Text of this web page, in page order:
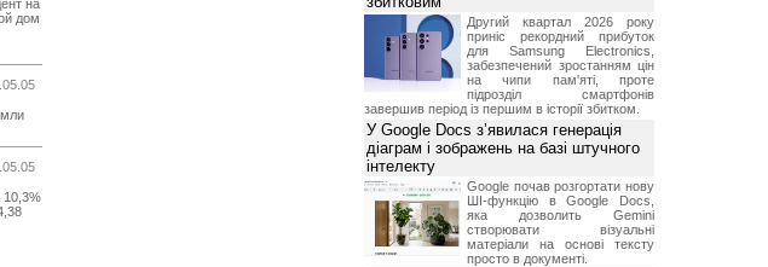
на
дом
10,3%
Другий квартал 2026 року
приніс рекордний прибуток
для Samsung Electronics,
забезпечений зростанням цін
на чипи пам'яті, проте
підрозділ смартфонів
завершив період із першим в історії збитком.
У Google Docs з’явилася генерація
діаграм і зображень на базі штучного
інтелекту
Google почав розгортати нову
ШІ-функцію в Google Docs,
яка дозволить Gemini
створювати візуальні
матеріали на основі тексту
просто в документі.